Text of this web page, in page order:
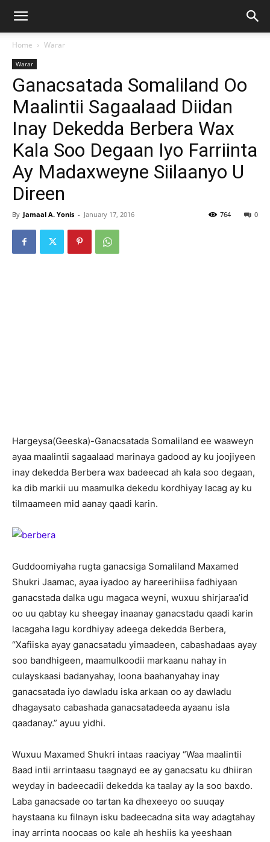
Home Warar
Warar
Ganacsatada Somaliland Oo
Maalintii Sagaalaad Diidan
Inay Dekedda Berbera Wax
Kala Soo Degaan Iyo Farriinta
Ay Madaxweyne Siilaanyo U
Direen
By Jamaal A. Yonis - January 17, 2016 0
764
Hargeysa(Geeska)-Ganacsatada Somaliland ee waaweyn
ayaa maalintii sagaalaad marinaya gadood ay ku joojiyeen
inay dekedda Berbera wax badeecad ah kala soo degaan,
ka dib markii uu maamulka dekedu kordhiyay lacag ay ku
tilmaameen mid aanay qaadi karin.
Guddoomiyaha rugta ganacsiga Somaliland Maxamed
Shukri Jaamac, ayaa iyadoo ay hareerihiisa fadhiyaan
ganacstada dalka ugu magaca weyni, wuxuu shirjaraa’id
oo uu qabtay ku sheegay inaanay ganacstadu qaadi karin
lacagaha lagu kordhiyay adeega dekedda Berbera,
“Xafiiska ayay ganacsatadu yimaadeen, cabashadaas ayay
soo bandhigeen, maamulkoodii markaanu nahay in
culayskaasi badanyahay, loona baahanyahay inay
ganacsatada iyo dawladu iska arkaan oo ay dawladu
dhagaysato cabashada ganacsatadeeda ayaanu isla
qaadanay.” ayuu yidhi.
Wuxuu Maxamed Shukri intaas raaciyay “Waa maalintii
8aad intii arrintaasu taagnayd ee ay ganacsatu ku dhiiran
weyday in badeecadii dekedda ka taalay ay la soo baxdo.
Laba ganacsade oo tartan ka dhexeeyo oo suuqay
haystaana ku filnayn isku badeecadna sita way adagtahay
inay arrinta noocaas oo kale ah heshiis ka yeeshaan